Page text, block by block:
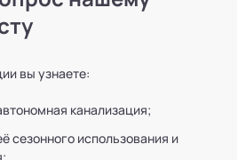
вы узнаете:
канализация;
сезонного использования и